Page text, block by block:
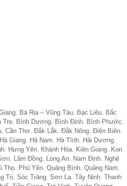
Bà Rịa – Vũng Tàu. Bạc Liêu. Bắc
Tre. Bình Dương. Bình Định. Bình Phước.
Cần Thơ. Đắk Lắk. Đắk Nông. Điện Biên.
Giang. Hà Nam. Hà Tĩnh. Hải Dương.
Hưng Yên. Khánh Hòa. Kiên Giang. Kon
Lâm Đồng. Long An. Nam Định. Nghệ
Thọ. Phú Yên. Quảng Bình. Quảng Nam.
Trị. Sóc Trăng. Sơn La. Tây Ninh. Thanh